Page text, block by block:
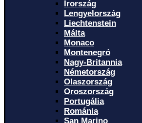
Írország
Lengyelország
Liechtenstein
Málta
Monaco
Montenegró
Nagy-Britannia
Németország
Olaszország
Oroszország
Portugália
Románia
San Marino